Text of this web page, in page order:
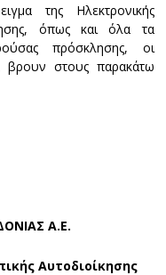
της Ηλεκτρονικής
όπως και όλα τα
πρόσκλησης, οι
βρουν στους παρακάτω
Α.Ε.
Αυτοδιοίκησης